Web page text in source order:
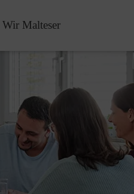
Wir Malteser